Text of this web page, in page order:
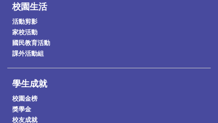
校園生活
活動剪影
家校活動
國民教育活動
課外活動組
學生成就
校園金榜
獎學金
校友成就